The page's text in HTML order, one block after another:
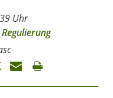
Uhr
Regulierung